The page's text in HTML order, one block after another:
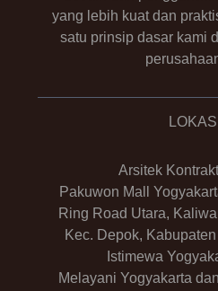
yang lebih kuat dan
satu prinsip dasar kami
LOKASI
Arsitek
Pakuwon Mall
Ring Road Utara,
Kec. Depok,
Istimewa
Melayani Yogyakarta